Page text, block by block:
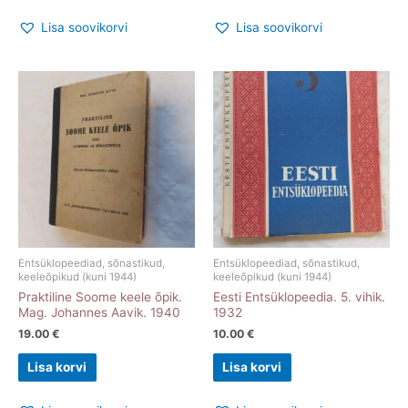
Lisa soovikorvi Lisa soovikorvi
Entsüklopeediad, sõnastikud,
keeleõpikud (kuni 1944)
Praktiline Soome keele õpik.
Mag. Johannes Aavik. 1940
19.00 €
Lisa korvi
Entsüklopeediad, sõnastikud,
keeleõpikud (kuni 1944)
Eesti Entsüklopeedia. 5. vihik.
1932
10.00 €
Lisa korvi